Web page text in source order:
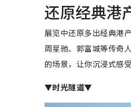
还原经典港
展览中还原多出经典港
周星驰、郭富城等传奇
的场景，让你沉浸式感
▼时光隧道▼